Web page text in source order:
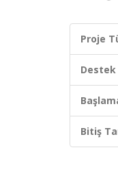
Proje
Destek
Bitiş